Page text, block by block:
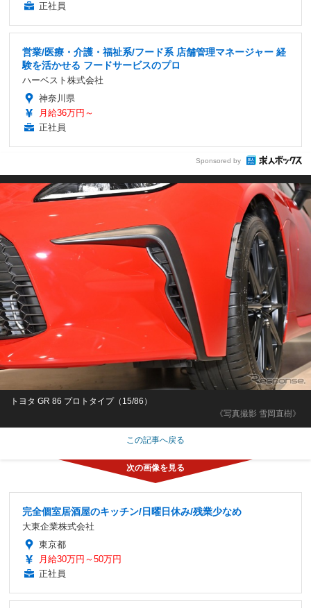
正社員
営業/医療・介護・福祉系/フード系 店舗管理マネージャー 経
験を活かせる フードサービスのプロ
ハーベスト株式会社
神奈川県
月給36万円～
正社員
Sponsored by
《写真撮影 雪岡直樹》
トヨタ GR 86 プロトタイプ（15/86）
この記事へ戻る
完全個室居酒屋のキッチン/日曜日休み/残業少なめ
大東企業株式会社
東京都
月給30万円～50万円
正社員